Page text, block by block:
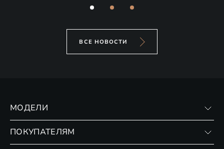
ВСЕ НОВОСТИ
МОДЕЛИ
ПОКУПАТЕЛЯМ